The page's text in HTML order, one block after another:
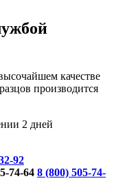
качестве
производится
92
74-64 8 (800) 505-74-